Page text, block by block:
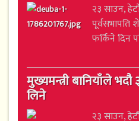
२३ साउन,
पूर्वसभापति
फर्किने दिन
मुख्यमन्त्री बानियाँले भदौ
लिने
२३ साउन,